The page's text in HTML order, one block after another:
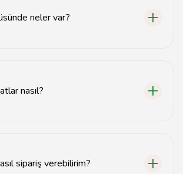
neler var?
nasıl?
sipariş verebilirim?